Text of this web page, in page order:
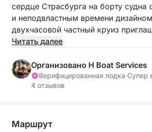
сердце Страсбурга на борту судна
и неподвластным времени
двухчасовой частный круиз
исследовать город с его каналов в
плеском воды и комфортом лодки,
незабываемое сочетание наследия,
и интимности.
по знаковым ландшафтам и
Читать далее
Организовано H Boat Services
Верифицированная лодка·Супер
4 отзывов
Маршрут